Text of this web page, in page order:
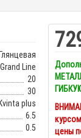
Grand Line
20
30
plus
6.5
0.5
цены